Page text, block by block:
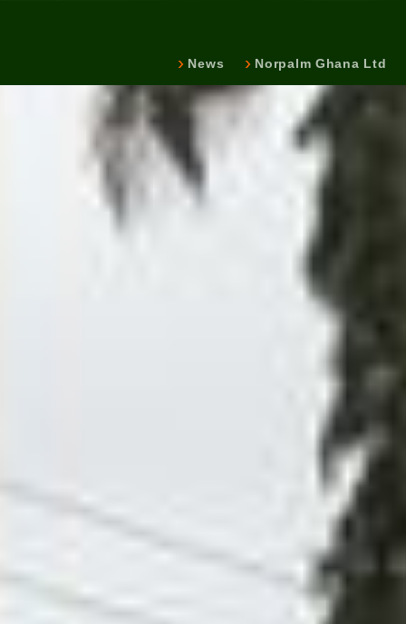
News Norpalm Ghana Ltd